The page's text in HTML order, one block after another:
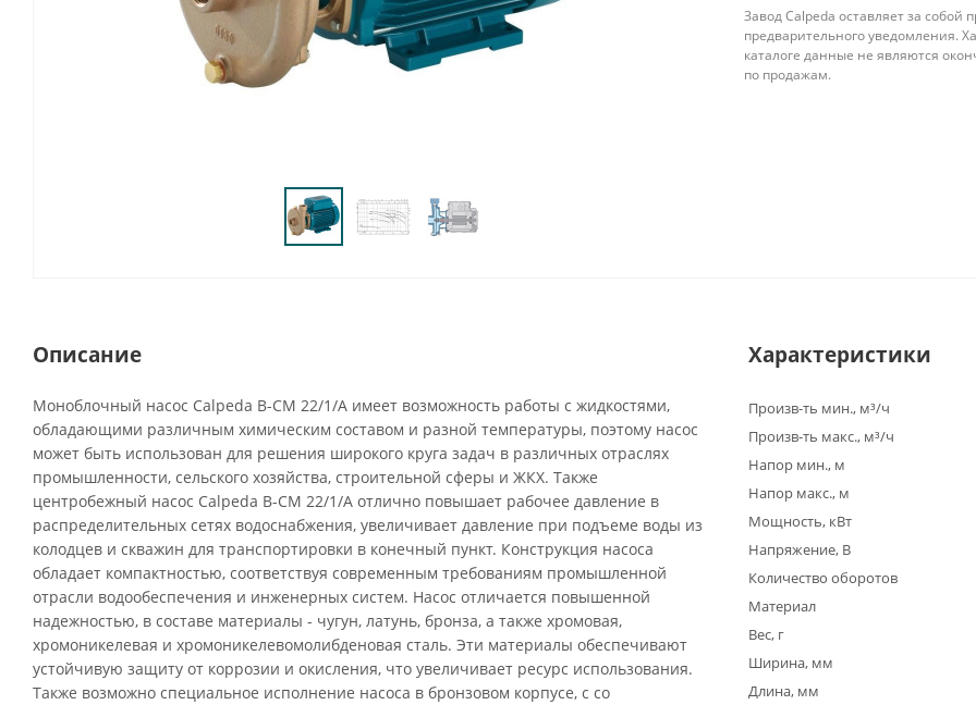
Завод Calpeda оставляет за собой
предварительного уведомления.
каталоге данные не являются
по продажам.
Описание
Моноблочный насос Calpeda B-CM 22/1/A имеет возможность работы с жидкостями,
обладающими различным химическим составом и разной температуры, поэтому насос
может быть использован для решения широкого круга задач в различных отраслях
промышленности, сельского хозяйства, строительной сферы и ЖКХ. Также
центробежный насос Calpeda B-CM 22/1/A отлично повышает рабочее давление в
распределительных сетях водоснабжения, увеличивает давление при подъеме воды из
колодцев и скважин для транспортировки в конечный пункт. Конструкция насоса
обладает компактностью, соответствуя современным требованиям промышленной
отрасли водообеспечения и инженерных систем. Насос отличается повышенной
надежностью, в составе материалы - чугун, латунь, бронза, а также хромовая,
хромоникелевая и хромоникелевомолибденовая сталь. Эти материалы обеспечивают
устойчивую защиту от коррозии и окисления, что увеличивает ресурс использования.
Также возможно специальное исполнение насоса в бронзовом корпусе, с со
Характеристики
Произв-ть мин., м³/ч
Произв-ть макс., м³/ч
Напор мин., м
Напор макс., м
Мощность, кВт
Напряжение, В
Количество оборотов
Материал
Вес, г
Ширина, мм
Длина, мм